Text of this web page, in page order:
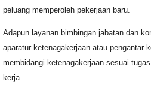
peluang memperoleh pekerjaan baru.
Adapun layanan bimbingan jabatan dan
aparatur ketenagakerjaan atau pengantar
membidangi ketenagakerjaan sesuai
kerja.